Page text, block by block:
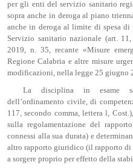
per gli enti del servizio sanitario
sopra anche in deroga al piano
anche in deroga al limite di spesa
Servizio sanitario nazionale (art.
2019, n. 35, recante «Misure
Regione Calabria e altre misure
modificazioni, nella legge 25 giugno
La disciplina in esame
dell’ordinamento civile, di
117, secondo comma, lettera l,
sulla regolamentazione del
connessi alla sua durata) e
altro rapporto giuridico (il rapporto di
a sorgere proprio per effetto della